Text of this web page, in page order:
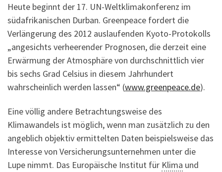
Heute beginnt der 17. UN-Weltklimakonferenz im
südafrikanischen Durban. Greenpeace fordert die
Verlängerung des 2012 auslaufenden Kyoto-Protokolls
„angesichts verheerender Prognosen, die derzeit eine
Erwärmung der Atmosphäre von durchschnittlich vier
bis sechs Grad Celsius in diesem Jahrhundert
wahrscheinlich werden lassen“ (www.greenpeace.de).
Eine völlig andere Betrachtungsweise des
Klimawandels ist möglich, wenn man zusätzlich zu den
angeblich objektiv ermittelten Daten beispielsweise das
Interesse von Versicherungsunternehmen unter die
Lupe nimmt. Das Europäische Institut für Klima und